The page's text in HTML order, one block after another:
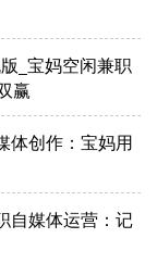
_宝妈空闲兼职
赢
体创作：宝妈用
自媒体运营：记